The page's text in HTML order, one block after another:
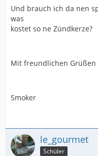
Und brauch ich da nen
was
kostet so ne Zündkerze?
Mit freundlichen Grüßen
Smoker
le_gourmet
Schüler